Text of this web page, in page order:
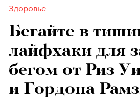
Здоровье
Бегайте в
лайфхаки для
бегом от Риз
и Гордона